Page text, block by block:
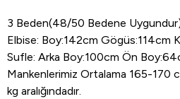
3 Beden(48/50 Bedene
Elbise: Boy:142cm Gögüs:114cm
Sufle: Arka Boy:100cm Ön
Mankenlerimiz Ortalama 165-170
kg aralığındadır.